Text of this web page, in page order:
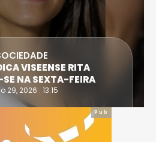
VISEENSE RITA
SE NA SEXTA-FEIRA
29, 2026 . 13:15
Pub